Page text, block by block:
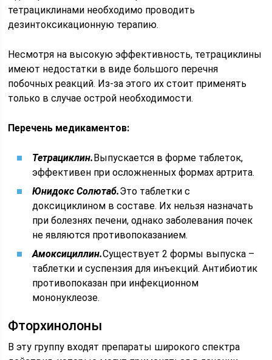
тетрациклинами необходимо проводить
дезинтоксикационную терапию.
Несмотря на высокую эффективность, тетрациклины
имеют недостатки в виде большого перечня
побочных реакций. Из-за этого их стоит применять
только в случае острой необходимости.
Перечень медикаментов:
Тетрациклин.Выпускается в форме таблеток,
эффективен при осложненных формах артрита.
Юнидокс Солютаб.Это таблетки с
доксициклином в составе. Их нельзя назначать
при болезнях печени, однако заболевания почек
не являются противопоказанием.
Амоксициллин.Существует 2 формы выпуска –
таблетки и суспензия для инъекций. Антибиотик
противопоказан при инфекционном
мононуклеозе.
Фторхинолоны
В эту группу входят препараты широкого спектра